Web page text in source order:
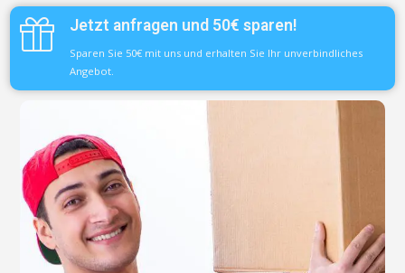
Jetzt anfragen und 50€ sparen!
Sparen Sie 50€ mit uns und erhalten Sie Ihr unverbindliches
Angebot.